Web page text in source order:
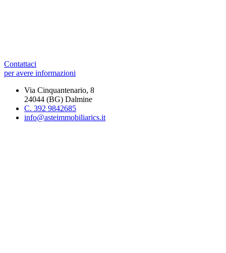
Contattaci
per avere informazioni
Via Cinquantenario, 8
24044 (BG) Dalmine
C. 392 9842685
info@asteimmobiliarics.it